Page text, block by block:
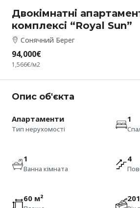
Двокімнатні
комплексі “Royal Sun”
Сонячний Берег
94,000€
1,566€/м2
Опис об'єкта
Апартаменти
Тип нерухомості
1
1
Ванна кімната
4
60 м²